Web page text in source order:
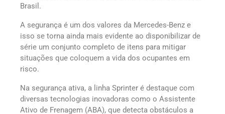
Brasil.
A segurança é um dos valores da Mercedes-Benz e
isso se torna ainda mais evidente ao disponibilizar de
série um conjunto completo de itens para mitigar
situações que coloquem a vida dos ocupantes em
risco.
Na segurança ativa, a linha Sprinter é destaque com
diversas tecnologias inovadoras como o Assistente
Ativo de Frenagem (ABA), que detecta obstáculos a